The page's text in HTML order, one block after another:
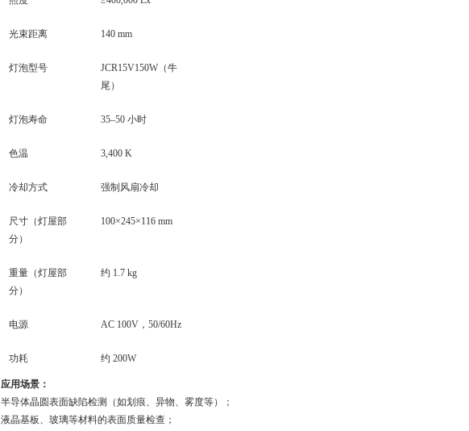
光束距离 140 mm
灯泡型号
JCR15V150W（牛
尾）
灯泡寿命 35–50 小时
色温 3,400 K
冷却方式 强制风扇冷却
尺寸（灯屋部
分）
100×245×116 mm
重量（灯屋部
分）
约 1.7 kg
电源 AC 100V，50/60Hz
功耗 约 200W
应用场景：
半导体晶圆表面缺陷检测（如划痕、异物、雾度等）；
液晶基板、玻璃等材料的表面质量检查；